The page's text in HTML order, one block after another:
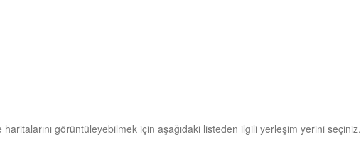
görüntüleyebilmek için aşağıdaki listeden ilgili yerleşim yerini seçiniz.